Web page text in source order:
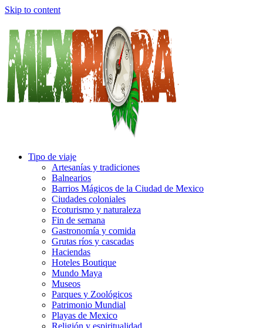
Skip to content
Tipo de viaje
Artesanías y tradiciones
Balnearios
Barrios Mágicos de la Ciudad de Mexico
Ciudades coloniales
Ecoturismo y naturaleza
Fin de semana
Gastronomía y comida
Grutas ríos y cascadas
Haciendas
Hoteles Boutique
Mundo Maya
Museos
Parques y Zoológicos
Patrimonio Mundial
Playas de Mexico
Religión y espiritualidad